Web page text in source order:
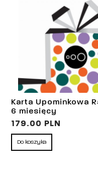
Karta Upominkowa
6 miesięcy
179.00 PLN
Do koszyka